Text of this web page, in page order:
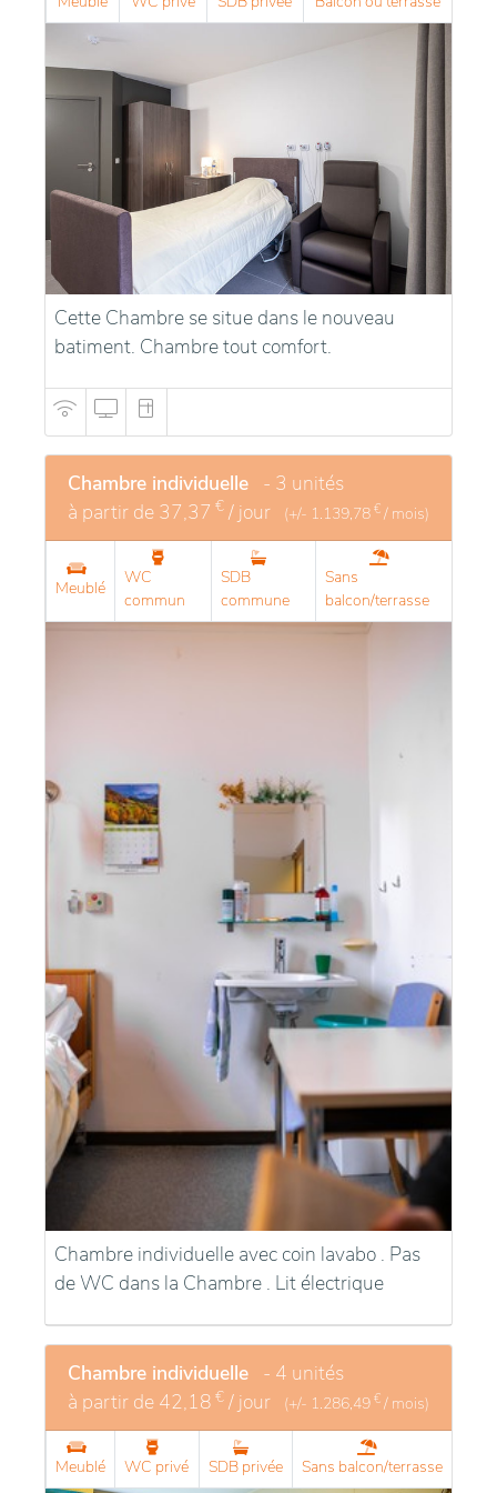
infirmières, aides-soignantes, psychologue,
ergothérapeute, personnels de cuisine et personnels
d'entretien
Notre mission est d’accompagner le résident dans
tous les actes de la vie quotidienne pour lesquels il a
besoin d’un soutien. C’est pourquoi, nous accueillons
des personnes âgées de plus de 70 ans qui ne
peuvent plus rester à domicile, et ce quelles que
soient leurs capacités physiques, cognitives,
psychologiques et/ou sociales.
Cette Chambre se situe dans le nouveau
batiment. Chambre tout comfort.
Chambre individuelle - 3 unités
à partir de 37,37 € / jour (+/- 1.139,78 € / mois)
Meublé
WC
commun
SDB
commune
Sans
balcon/terrasse
Chambre individuelle avec coin lavabo . Pas
de WC dans la Chambre . Lit électrique
Chambre individuelle - 4 unités
à partir de 42,18 € / jour (+/- 1.286,49 € / mois)
Meublé WC privé SDB privée Sans balcon/terrasse